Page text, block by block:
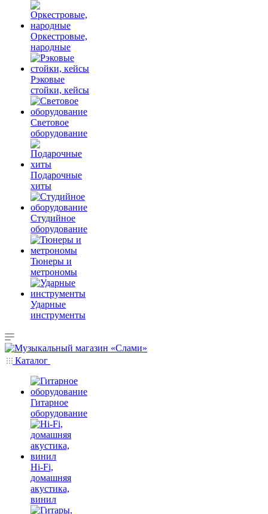
Оркестровые,
народные
Рэковые
стойки, кейсы
Световое
оборудование
Подарочные
хиты
Студийное
оборудование
Тюнеры и
метрономы
Ударные
инструменты
Каталог
Гитарное
оборудование
Hi-Fi,
домашняя
акустика,
винил